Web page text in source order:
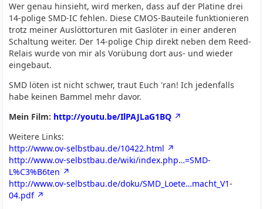
Wer genau hinsieht, wird merken, dass auf der Platine drei
14-polige SMD-IC fehlen. Diese CMOS-Bauteile funktionieren
trotz meiner Auslöttorturen mit Gaslöter in einer anderen
Schaltung weiter. Der 14-polige Chip direkt neben dem Reed-
Relais wurde von mir als Vorübung dort aus- und wieder
eingebaut.
SMD löten ist nicht schwer, traut Euch 'ran! Ich jedenfalls
habe keinen Bammel mehr davor.
Mein Film: http://youtu.be/IlPAJLaG1BQ
Weitere Links:
http://www.ov-selbstbau.de/10422.html
http://www.ov-selbstbau.de/wiki/index.php…=SMD-
L%C3%B6ten
http://www.ov-selbstbau.de/doku/SMD_Loete…macht_V1-
04.pdf